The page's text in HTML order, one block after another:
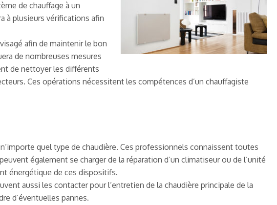
de chauffage à un
à plusieurs vérifications afin
afin de maintenir le bon
de nombreuses mesures
de nettoyer les différents
Ces opérations nécessitent les compétences d’un chauffagiste
quel type de chaudière. Ces professionnels connaissent toutes
également se charger de la réparation d’un climatiseur ou de l’unité
énergétique de ces dispositifs.
aussi les contacter pour l’entretien de la chaudière principale de la
d’éventuelles pannes.